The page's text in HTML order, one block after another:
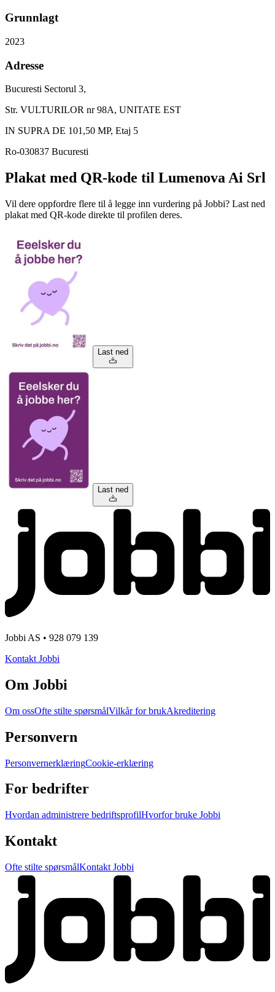
Grunnlagt
2023
Adresse
Bucuresti Sectorul 3,
Str. VULTURILOR nr 98A, UNITATE EST
IN SUPRA DE 101,50 MP, Etaj 5
Ro-030837 Bucuresti
Plakat med QR-kode til Lumenova Ai Srl
Vil dere oppfordre flere til å legge inn vurdering på Jobbi? Last ned
plakat med QR-kode direkte til profilen deres.
Last ned
Last ned
Jobbi AS • 928 079 139
Kontakt Jobbi
Om Jobbi
Om ossOfte stilte spørsmålVilkår for brukAkreditering
Personvern
PersonvernerklæringCookie-erklæring
For bedrifter
Hvordan administrere bedriftsprofilHvorfor bruke Jobbi
Kontakt
Ofte stilte spørsmålKontakt Jobbi